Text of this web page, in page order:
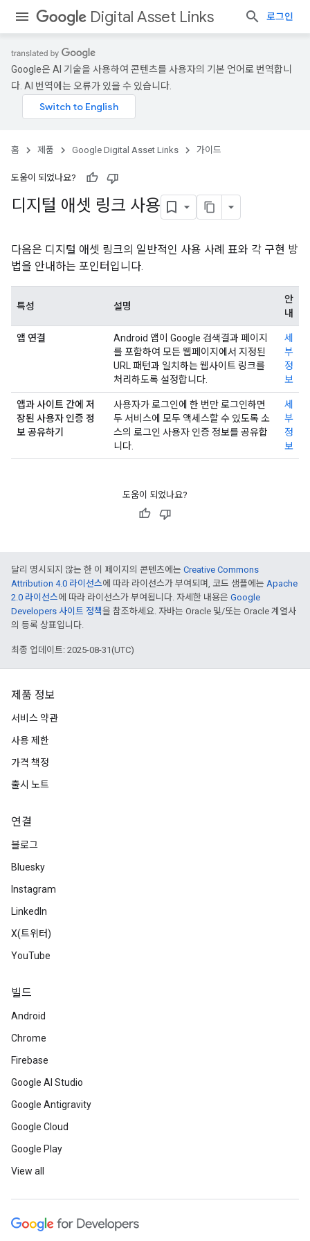
Digital Asset Links 로그인
Google은 AI 기술을 사용하여 콘텐츠를 사용자의 기본 언어로 번역합니
다. AI 번역에는 오류가 있을 수 있습니다.
홈 제품 Google Digital Asset Links 가이드
도움이 되었나요?
디지털 애셋 링크 사용
다음은 디지털 애셋 링크의 일반적인 사용 사례 표와 각 구현 방
법을 안내하는 포인터입니다.
특성 설명
안
내
앱 연결
Android 앱이 Google 검색결과 페이지
를 포함하여 모든 웹페이지에서 지정된
URL 패턴과 일치하는 웹사이트 링크를
처리하도록 설정합니다.
세
부
정
보
앱과 사이트 간에 저
장된 사용자 인증 정
보 공유하기
사용자가 로그인에 한 번만 로그인하면
두 서비스에 모두 액세스할 수 있도록 소
스의 로그인 사용자 인증 정보를 공유합
니다.
세
부
정
보
도움이 되었나요?
달리 명시되지 않는 한 이 페이지의 콘텐츠에는 Creative Commons
Attribution 4.0 라이선스에 따라 라이선스가 부여되며, 코드 샘플에는 Apache
2.0 라이선스에 따라 라이선스가 부여됩니다. 자세한 내용은 Google
Developers 사이트 정책을 참조하세요. 자바는 Oracle 및/또는 Oracle 계열사
의 등록 상표입니다.
최종 업데이트: 2025-08-31(UTC)
제품 정보
서비스 약관
사용 제한
가격 책정
출시 노트
연결
블로그
Bluesky
Instagram
LinkedIn
X(트위터)
YouTube
빌드
Android
Chrome
Firebase
Google AI Studio
Google Antigravity
Google Cloud
Google Play
View all